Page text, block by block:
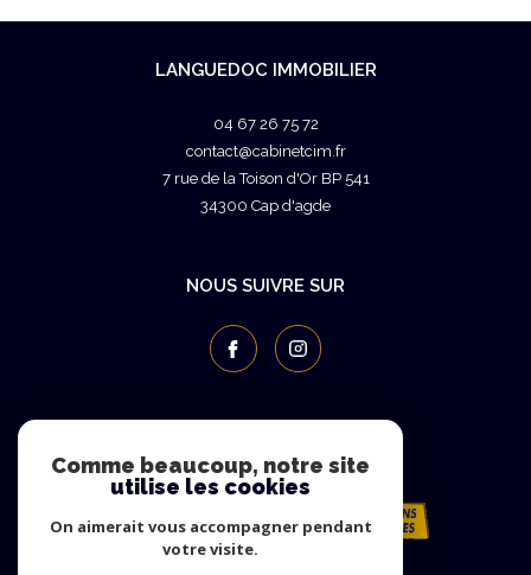
LANGUEDOC IMMOBILIER
04 67 26 75 72
contact@cabinetcim.fr
7 rue de la Toison d'Or BP 541
34300
cap d'agde
NOUS SUIVRE SUR
ADHÉRENTS
Comme beaucoup, notre site
utilise les cookies
On aimerait vous accompagner pendant
votre visite.